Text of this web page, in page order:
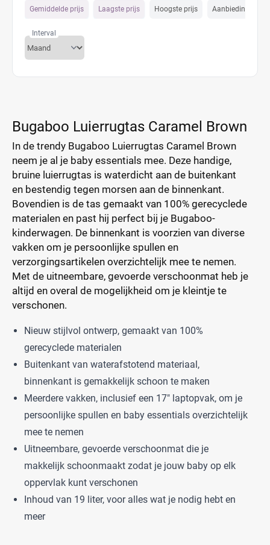
Gemiddelde prijs Laagste prijs Hoogste prijs Aanbiedings prijs
Interval
Bugaboo Luierrugtas Caramel Brown
In de trendy Bugaboo Luierrugtas Caramel Brown
neem je al je baby essentials mee. Deze handige,
bruine luierrugtas is waterdicht aan de buitenkant
en bestendig tegen morsen aan de binnenkant.
Bovendien is de tas gemaakt van 100% gerecyclede
materialen en past hij perfect bij je Bugaboo-
kinderwagen. De binnenkant is voorzien van diverse
vakken om je persoonlijke spullen en
verzorgingsartikelen overzichtelijk mee te nemen.
Met de uitneembare, gevoerde verschoonmat heb je
altijd en overal de mogelijkheid om je kleintje te
verschonen.
Nieuw stijlvol ontwerp, gemaakt van 100%
gerecyclede materialen
Buitenkant van waterafstotend materiaal,
binnenkant is gemakkelijk schoon te maken
Meerdere vakken, inclusief een 17" laptopvak, om je
persoonlijke spullen en baby essentials overzichtelijk
mee te nemen
Uitneembare, gevoerde verschoonmat die je
makkelijk schoonmaakt zodat je jouw baby op elk
oppervlak kunt verschonen
Inhoud van 19 liter, voor alles wat je nodig hebt en
meer